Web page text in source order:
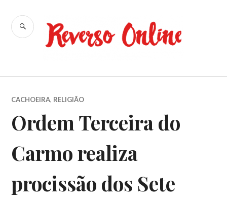
para
conteúdo
Reverso
BUSCA
CACHOEIRA, RELIGIÃO
Ordem Terceira do
Carmo realiza
procissão dos Sete